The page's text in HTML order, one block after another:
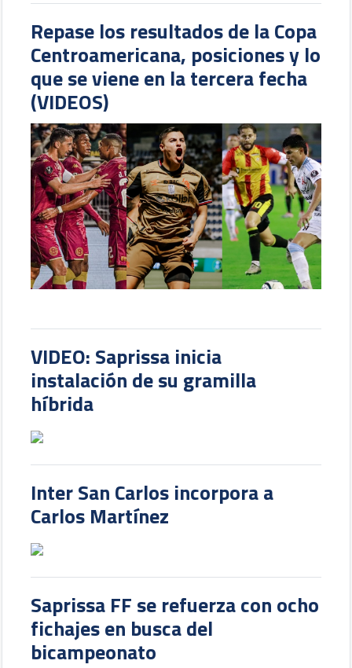
Repase los resultados de la Copa
Centroamericana, posiciones y lo
que se viene en la tercera fecha
(VIDEOS)
VIDEO: Saprissa inicia
instalación de su gramilla
híbrida
Inter San Carlos incorpora a
Carlos Martínez
Saprissa FF se refuerza con ocho
fichajes en busca del
bicampeonato